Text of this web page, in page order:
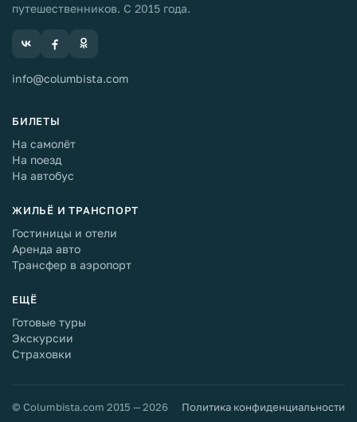
путешественников. С 2015 года.
info@columbista.com
БИЛЕТЫ
На самолёт
На поезд
На автобус
ЖИЛЬЁ И ТРАНСПОРТ
Гостиницы и отели
Аренда авто
Трансфер в аэропорт
ЕЩЁ
Готовые туры
Экскурсии
Страховки
© Columbista.com 2015 — 2026 Политика конфиденциальности